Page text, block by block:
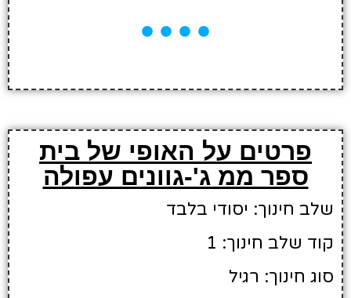
פרטים על האופי של בית
ספר ממ ג'-גוונים עפולה
שלב חינוך: יסודי בלבד
קוד שלב חינוך: 1
סוג חינוך: רגיל